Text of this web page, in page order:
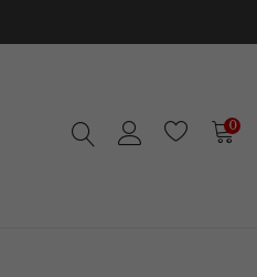
0